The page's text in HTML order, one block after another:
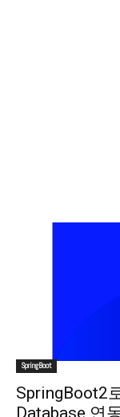
SpringBoot
SpringBoot2
Database 연